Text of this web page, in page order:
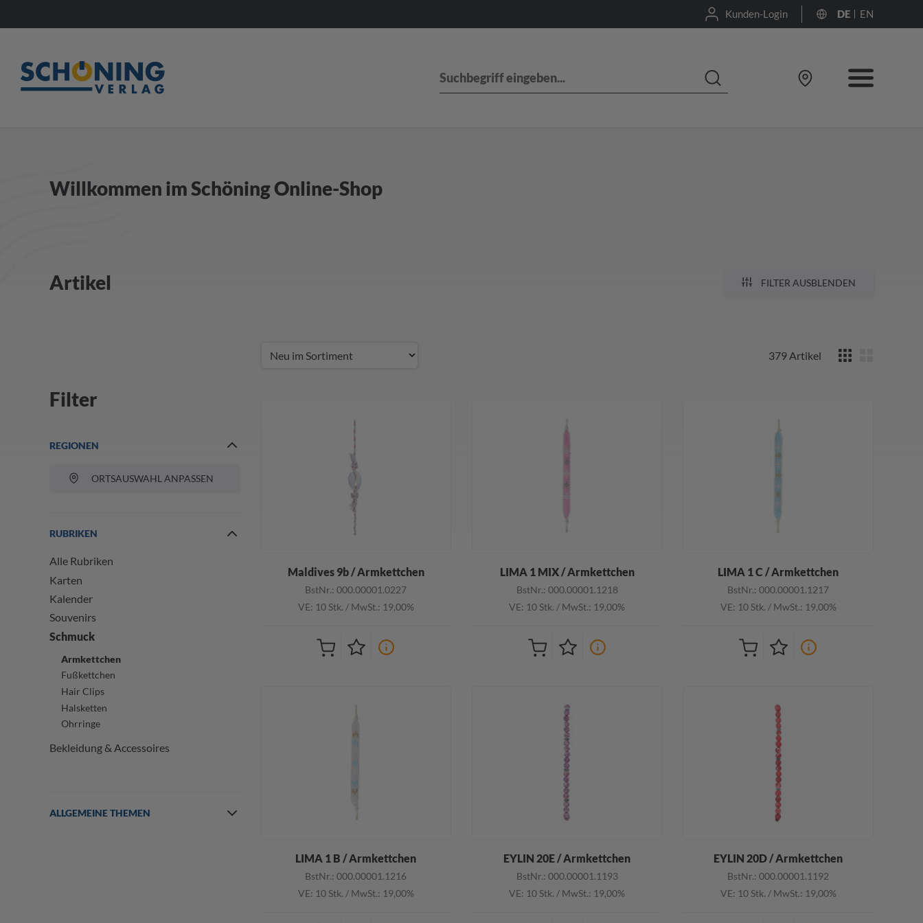
Kunden-Login DE EN
Willkommen im Schöning Online-Shop
Artikel FILTER AUSBLENDEN
379 Artikel
Filter
REGIONEN
ORTSAUSWAHL ANPASSEN
RUBRIKEN
Alle Rubriken
Karten
Kalender
Souvenirs
Schmuck
Armkettchen
Fußkettchen
Hair Clips
Halsketten
Ohrringe
Bekleidung & Accessoires
ALLGEMEINE THEMEN
Maldives 9b / Armkettchen
BstNr.: 000.00001.0227
VE: 10 Stk. / MwSt.: 19,00%
LIMA 1 MIX / Armkettchen
BstNr.: 000.00001.1218
VE: 10 Stk. / MwSt.: 19,00%
LIMA 1 C / Armkettchen
BstNr.: 000.00001.1217
VE: 10 Stk. / MwSt.: 19,00%
LIMA 1 B / Armkettchen
BstNr.: 000.00001.1216
VE: 10 Stk. / MwSt.: 19,00%
EYLIN 20E / Armkettchen
BstNr.: 000.00001.1193
VE: 10 Stk. / MwSt.: 19,00%
EYLIN 20D / Armkettchen
BstNr.: 000.00001.1192
VE: 10 Stk. / MwSt.: 19,00%